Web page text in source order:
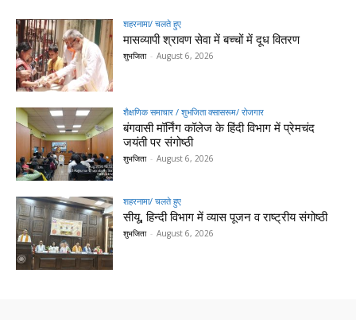
शहरनामा/ चलते हुए
मासव्यापी श्रावण सेवा में बच्चों में दूध वितरण
शुभजिता - August 6, 2026
शैक्षणिक समाचार / शुभजिता क्सासरूम/ रोजगार
बंगवासी मॉर्निंग कॉलेज के हिंदी विभाग में प्रेमचंद
जयंती पर संगोष्ठी
शुभजिता - August 6, 2026
शहरनामा/ चलते हुए
सीयू, हिन्दी विभाग में व्यास पूजन व राष्ट्रीय संगोष्ठी
शुभजिता - August 6, 2026